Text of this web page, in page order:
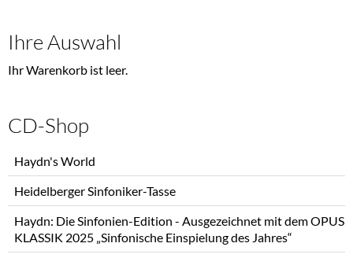
Ihre Auswahl
Ihr Warenkorb ist leer.
CD-Shop
überspringen
Haydn's World
Heidelberger Sinfoniker-Tasse
Haydn: Die Sinfonien-Edition - Ausgezeichnet mit dem OPUS
KLASSIK 2025 „Sinfonische Einspielung des Jahres“